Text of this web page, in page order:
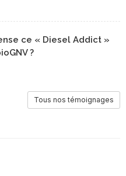
ce « Diesel Addict »
?
Tous nos témoignages